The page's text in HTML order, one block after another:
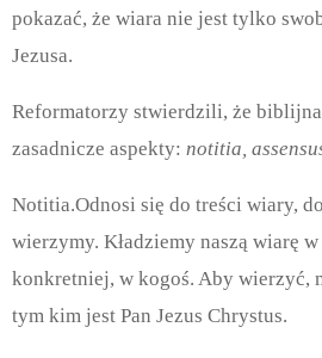
pokazać, że wiara nie jest tylko
Jezusa.
Reformatorzy stwierdzili, że
zasadnicze aspekty: notitia,
Notitia.Odnosi się do treści wiary,
wierzymy. Kładziemy naszą wiarę
konkretniej, w kogoś. Aby wierzyć,
tym kim jest Pan Jezus Chrystus.